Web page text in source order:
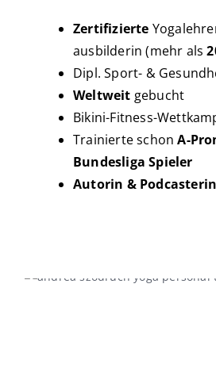
Zertifizierte
ausbilderin (mehr als
Dipl. Sport- &
Weltweit gebucht
Bikini-Fitness-
Trainierteschon A-
Bundesliga Spieler
Autorin & Podcasterin